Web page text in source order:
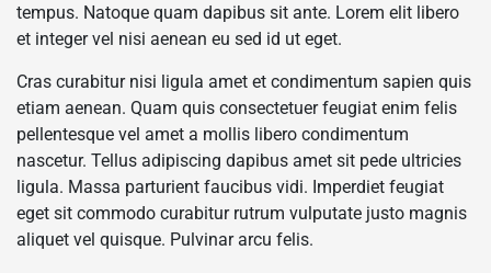
tempus. Natoque quam dapibus sit ante. Lorem elit libero
et integer vel nisi aenean eu sed id ut eget.
Cras curabitur nisi ligula amet et condimentum sapien quis
etiam aenean. Quam quis consectetuer feugiat enim felis
pellentesque vel amet a mollis libero condimentum
nascetur. Tellus adipiscing dapibus amet sit pede ultricies
ligula. Massa parturient faucibus vidi. Imperdiet feugiat
eget sit commodo curabitur rutrum vulputate justo magnis
aliquet vel quisque. Pulvinar arcu felis.